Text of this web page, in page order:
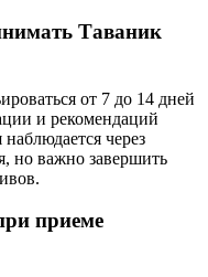
Таваник
от 7 до 14 дней
и рекомендаций
через
но важно завершить
приеме